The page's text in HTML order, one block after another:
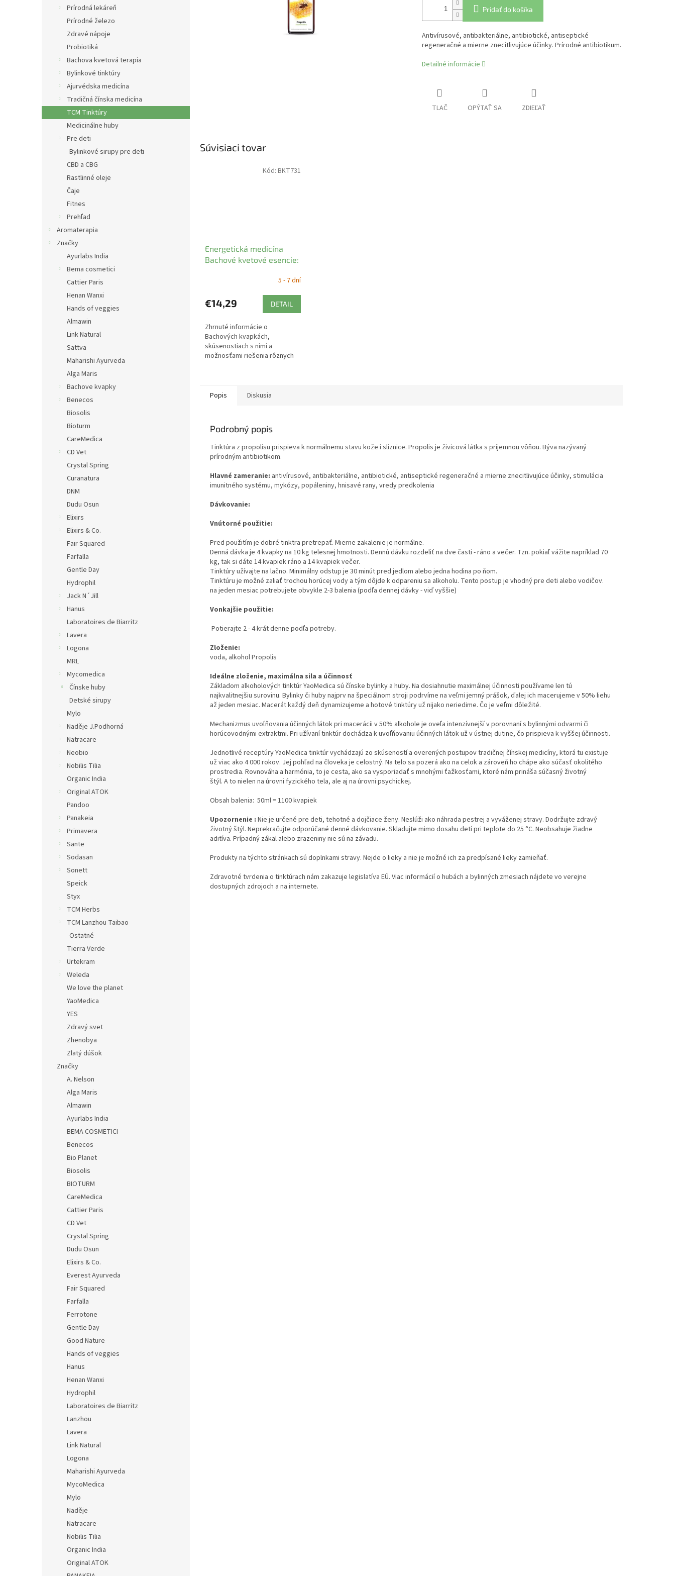
Prírodná lekáreň
Prírodné železo
Zdravé nápoje
Probiotiká
Bachova kvetová terapia
Bylinkové tinktúry
Ajurvédska medicína
Tradičná čínska medicína
TCM Tinktúry
Medicinálne huby
Pre deti
Bylinkové sirupy pre deti
CBD a CBG
Rastlinné oleje
Čaje
Fitnes
Prehľad
Aromaterapia
Značky
Ayurlabs India
Bema cosmetici
Cattier Paris
Henan Wanxi
Hands of veggies
Almawin
Link Natural
Sattva
Maharishi Ayurveda
Alga Maris
Bachove kvapky
Benecos
Biosolis
Bioturm
CareMedica
CD Vet
Crystal Spring
Curanatura
DNM
Dudu Osun
Elixirs
Elixirs & Co.
Fair Squared
Farfalla
Gentle Day
Hydrophil
Jack N´Jill
Hanus
Laboratoires de Biarritz
Lavera
Logona
MRL
Mycomedica
Čínske huby
Detské sirupy
Mylo
Naděje J.Podhorná
Natracare
Neobio
Nobilis Tilia
Organic India
Original ATOK
Pandoo
Panakeia
Primavera
Sante
Sodasan
Sonett
Speick
Styx
TCM Herbs
TCM Lanzhou Taibao
Ostatné
Tierra Verde
Urtekram
Weleda
We love the planet
YaoMedica
YES
Zdravý svet
Zhenobya
Zlatý dúšok
Značky
A. Nelson
Alga Maris
Almawin
Ayurlabs India
BEMA COSMETICI
Benecos
Bio Planet
Biosolis
BIOTURM
CareMedica
Cattier Paris
CD Vet
Crystal Spring
Dudu Osun
Elixirs & Co.
Everest Ayurveda
Fair Squared
Farfalla
Ferrotone
Gentle Day
Good Nature
Hands of veggies
Hanus
Henan Wanxi
Hydrophil
Laboratoires de Biarritz
Lanzhou
Lavera
Link Natural
Logona
Maharishi Ayurveda
MycoMedica
Mylo
Naděje
Natracare
Nobilis Tilia
Organic India
Original ATOK
Pridať do košíka
Antivírusové, antibakteriálne, antibiotické, antiseptické
regeneračné a mierne znecitlivujúce účinky. Prírodné antibiotikum.
Detailné informácie
TLAČ OPÝTAŤ SA ZDIEĽAŤ
Súvisiaci tovar
Energetická medicína
Bachové kvetové esencie:
5 - 7 dní
€14,29 DETAIL
Zhrnuté informácie o
Bachových kvapkách,
skúsenostiach s nimi a
možnosťami riešenia rôznych
Kód: BKT731
Popis Diskusia
Podrobný popis
Tinktúra z propolisu prispieva k normálnemu stavu kože i sliznice. Propolis je živicová látka s príjemnou vôňou. Býva nazývaný
prírodným antibiotikom.
Hlavné zameranie: antivírusové, antibakteriálne, antibiotické, antiseptické regeneračné a mierne znecitlivujúce účinky, stimulácia
imunitného systému, mykózy, popáleniny, hnisavé rany, vredy predkolenia
Dávkovanie:
Vnútorné použitie:
Pred použitím je dobré tinktra pretrepať. Mierne zakalenie je normálne.
Denná dávka je 4 kvapky na 10 kg telesnej hmotnosti. Dennú dávku rozdeliť na dve časti - ráno a večer. Tzn. pokiaľ vážite napríklad 70
kg, tak si dáte 14 kvapiek ráno a 14 kvapiek večer.
Tinktúry užívajte na lačno. Minimálny odstup je 30 minút pred jedlom alebo jedna hodina po ňom.
Tinktúru je možné zaliať trochou horúcej vody a tým dôjde k odpareniu sa alkoholu. Tento postup je vhodný pre deti alebo vodičov.
na jeden mesiac potrebujete obvykle 2-3 balenia (podľa dennej dávky - viď vyššie)
Vonkajšie použitie:
Potierajte 2 - 4 krát denne podľa potreby.
Zloženie:
voda, alkohol Propolis
Ideálne zloženie, maximálna sila a účinnosť
Základom alkoholových tinktúr YaoMedica sú čínske bylinky a huby. Na dosiahnutie maximálnej účinnosti používame len tú
najkvalitnejšiu surovinu. Bylinky či huby najprv na špeciálnom stroji podrvíme na veľmi jemný prášok, ďalej ich macerujeme v 50% liehu
až jeden mesiac. Macerát každý deň dynamizujeme a hotové tinktúry už nijako neriedime. Čo je veľmi dôležité.
Mechanizmus uvoľňovania účinných látok pri macerácii v 50% alkohole je oveľa intenzívnejší v porovnaní s bylinnými odvarmi či
horúcovodnými extraktmi. Pri užívaní tinktúr dochádza k uvoľňovaniu účinných látok už v ústnej dutine, čo prispieva k vyššej účinnosti.
Jednotlivé receptúry YaoMedica tinktúr vychádzajú zo skúseností a overených postupov tradičnej čínskej medicíny, ktorá tu existuje
už viac ako 4 000 rokov. Jej pohľad na človeka je celostný. Na telo sa pozerá ako na celok a zároveň ho chápe ako súčasť okolitého
prostredia. Rovnováha a harmónia, to je cesta, ako sa vysporiadať s mnohými ťažkosťami, ktoré nám prináša súčasný životný
štýl. A to nielen na úrovni fyzického tela, ale aj na úrovni psychickej.
Obsah balenia: 50ml = 1100 kvapiek
Upozornenie : Nie je určené pre deti, tehotné a dojčiace ženy. Neslúži ako náhrada pestrej a vyváženej stravy. Dodržujte zdravý
životný štýl. Neprekračujte odporúčané denné dávkovanie. Skladujte mimo dosahu detí pri teplote do 25 °C. Neobsahuje žiadne
aditíva. Prípadný zákal alebo zrazeniny nie sú na závadu.
Produkty na týchto stránkach sú doplnkami stravy. Nejde o lieky a nie je možné ich za predpísané lieky zamieňať.
Zdravotné tvrdenia o tinktúrach nám zakazuje legislatíva EÚ. Viac informácií o hubách a bylinných zmesiach nájdete vo verejne
dostupných zdrojoch a na internete.